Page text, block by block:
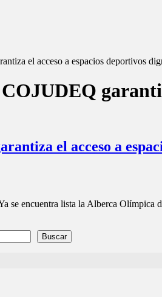
el acceso a espacios deportivos
COJUDEQ
el acceso a
se encuentra lista la Alberca
Buscar